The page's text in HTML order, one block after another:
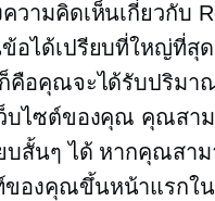
วามคิดเห็นเกี่ยวกับ
อได้เปรียบที่ใหญ่ที่สุ
คือคุณจะได้รับปริมา
บไซต์ของคุณ คุณสาม
บสั้นๆ ได้ หากคุณสาม
องคุณขึ้นหน้าแรกใน